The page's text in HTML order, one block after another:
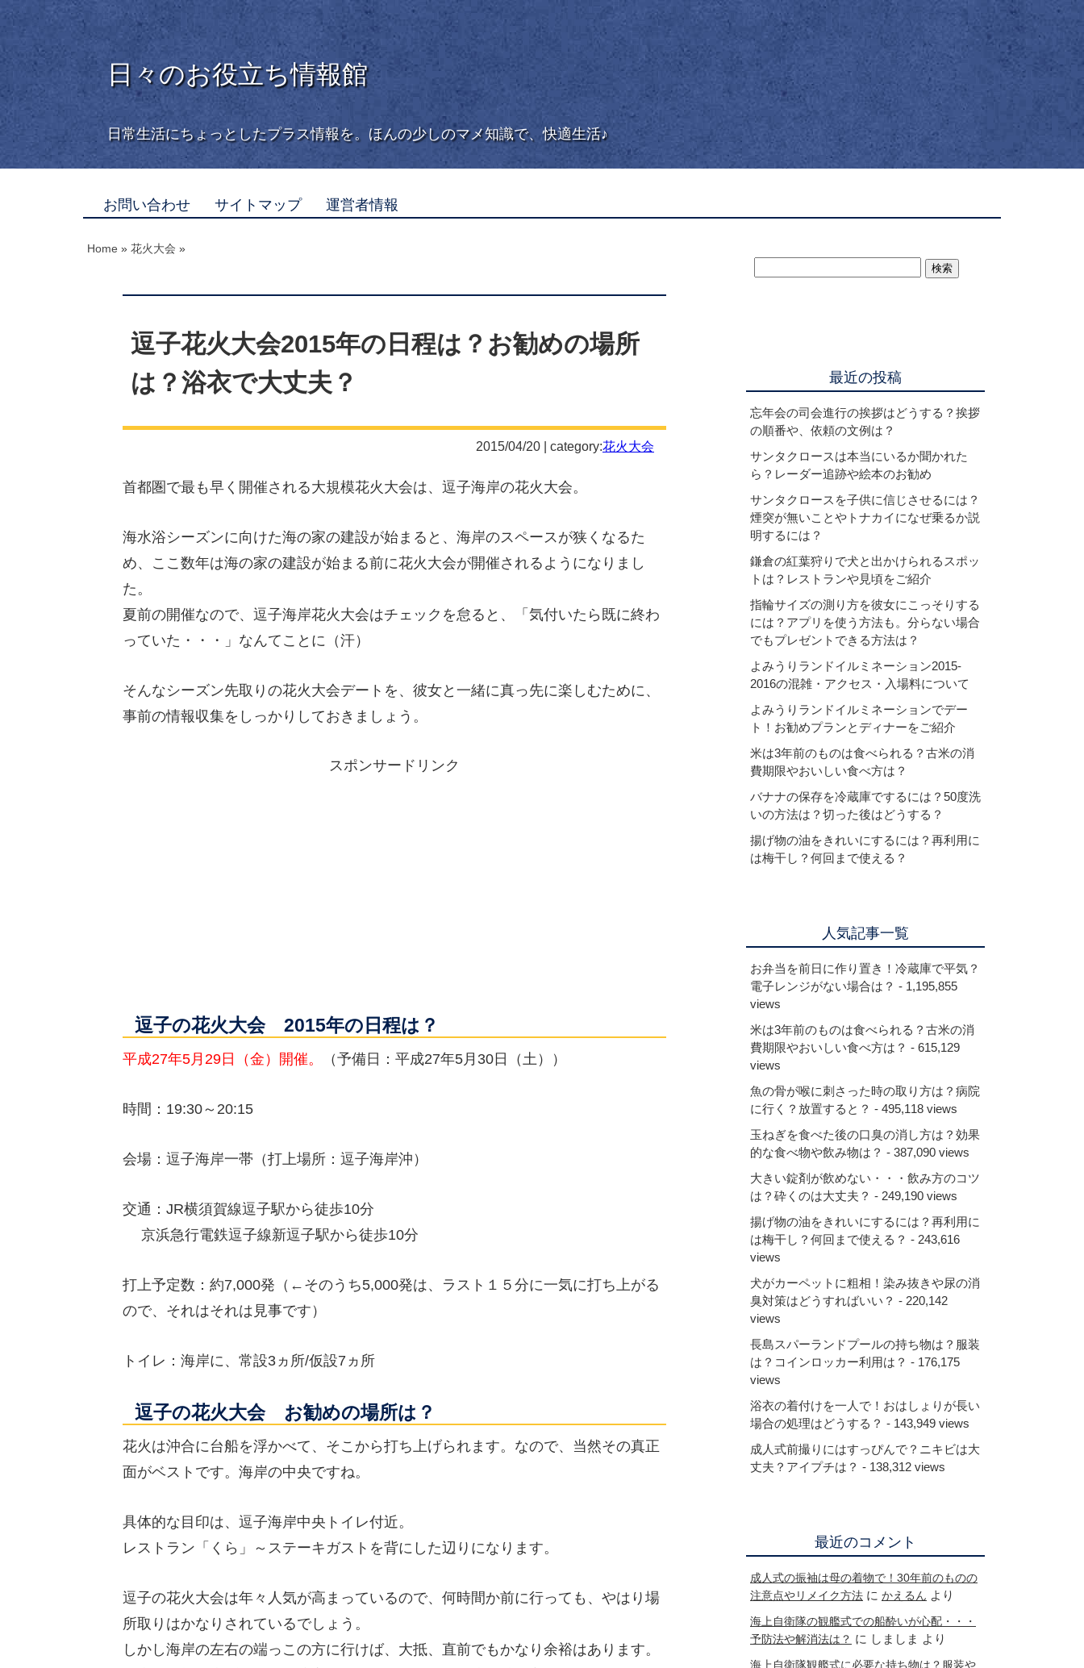
日々のお役立ち情報館
日常生活にちょっとしたプラス情報を。ほんの少しのマメ知識で、快適生活♪
お問い合わせ サイトマップ 運営者情報
Home » 花火大会 »
逗子花火大会2015年の日程は？お勧めの場所
は？浴衣で大丈夫？
2015/04/20 | category:花火大会
首都圏で最も早く開催される大規模花火大会は、逗子海岸の花火大会。
海水浴シーズンに向けた海の家の建設が始まると、海岸のスペースが狭くなるた
め、ここ数年は海の家の建設が始まる前に花火大会が開催されるようになりまし
た。
夏前の開催なので、逗子海岸花火大会はチェックを怠ると、「気付いたら既に終わ
っていた・・・」なんてことに（汗）
そんなシーズン先取りの花火大会デートを、彼女と一緒に真っ先に楽しむために、
事前の情報収集をしっかりしておきましょう。
スポンサードリンク
逗子の花火大会 2015年の日程は？
平成27年5月29日（金）開催。 （予備日：平成27年5月30日（土））
時間：19:30～20:15
会場：逗子海岸一帯（打上場所：逗子海岸沖）
交通：JR横須賀線逗子駅から徒歩10分
京浜急行電鉄逗子線新逗子駅から徒歩10分
打上予定数：約7,000発（←そのうち5,000発は、ラスト１５分に一気に打ち上がる
ので、それはそれは見事です）
トイレ：海岸に、常設3ヵ所/仮設7ヵ所
逗子の花火大会 お勧めの場所は？
花火は沖合に台船を浮かべて、そこから打ち上げられます。なので、当然その真正
面がベストです。海岸の中央ですね。
具体的な目印は、逗子海岸中央トイレ付近。
レストラン「くら」～ステーキガストを背にした辺りになります。
逗子の花火大会は年々人気が高まっているので、何時間か前に行っても、やはり場
所取りはかなりされているでしょう。
しかし海岸の左右の端っこの方に行けば、大抵、直前でもかなり余裕はあります。
最近の投稿
忘年会の司会進行の挨拶はどうする？挨拶
の順番や、依頼の文例は？
サンタクロースは本当にいるか聞かれた
ら？レーダー追跡や絵本のお勧め
サンタクロースを子供に信じさせるには？
煙突が無いことやトナカイになぜ乗るか説
明するには？
鎌倉の紅葉狩りで犬と出かけられるスポッ
トは？レストランや見頃をご紹介
指輪サイズの測り方を彼女にこっそりする
には？アプリを使う方法も。分らない場合
でもプレゼントできる方法は？
よみうりランドイルミネーション2015-
2016の混雑・アクセス・入場料について
よみうりランドイルミネーションでデー
ト！お勧めプランとディナーをご紹介
米は3年前のものは食べられる？古米の消
費期限やおいしい食べ方は？
バナナの保存を冷蔵庫でするには？50度洗
いの方法は？切った後はどうする？
揚げ物の油をきれいにするには？再利用に
は梅干し？何回まで使える？
人気記事一覧
お弁当を前日に作り置き！冷蔵庫で平気？
電子レンジがない場合は？ - 1,195,855
views
米は3年前のものは食べられる？古米の消
費期限やおいしい食べ方は？ - 615,129
views
魚の骨が喉に刺さった時の取り方は？病院
に行く？放置すると？ - 495,118 views
玉ねぎを食べた後の口臭の消し方は？効果
的な食べ物や飲み物は？ - 387,090 views
大きい錠剤が飲めない・・・飲み方のコツ
は？砕くのは大丈夫？ - 249,190 views
揚げ物の油をきれいにするには？再利用に
は梅干し？何回まで使える？ - 243,616
views
犬がカーペットに粗相！染み抜きや尿の消
臭対策はどうすればいい？ - 220,142
views
長島スパーランドプールの持ち物は？服装
は？コインロッカー利用は？ - 176,175
views
浴衣の着付けを一人で！おはしょりが長い
場合の処理はどうする？ - 143,949 views
成人式前撮りにはすっぴんで？ニキビは大
丈夫？アイプチは？ - 138,312 views
最近のコメント
成人式の振袖は母の着物で！30年前のものの
注意点やリメイク方法 に かえるん より
海上自衛隊の観艦式での船酔いが心配・・・
予防法や解消法は？ に しましま より
海上自衛隊観艦式に必要な持ち物は？服装や